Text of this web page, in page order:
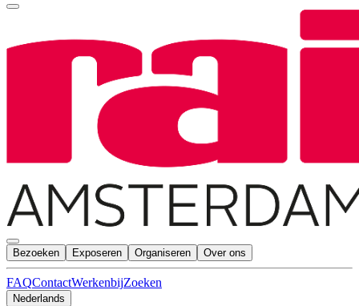
Bezoeken Exposeren Organiseren Over ons
FAQContactWerkenbijZoeken
Nederlands